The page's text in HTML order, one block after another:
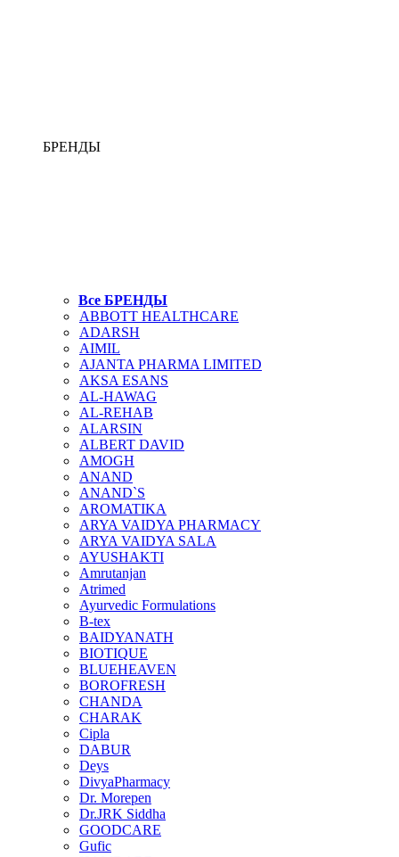
БРЕНДЫ
Все БРЕНДЫ
ABBOTT HEALTHCARE
ADARSH
AIMIL
AJANTA PHARMA LIMITED
AKSA ESANS
AL-HAWAG
AL-REHAB
ALARSIN
ALBERT DAVID
AMOGH
ANAND
ANAND`S
AROMATIKA
ARYA VAIDYA PHARMACY
ARYA VAIDYA SALA
AYUSHAKTI
Amrutanjan
Atrimed
Ayurvedic Formulations
B-tex
BAIDYANATH
BIOTIQUE
BLUEHEAVEN
BOROFRESH
CHANDA
CHARAK
Cipla
DABUR
Deys
DivyaPharmacy
Dr. Morepen
Dr.JRK Siddha
GOODCARE
Gufic